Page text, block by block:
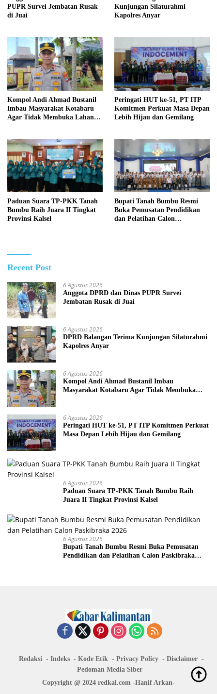
PUPR Survei Jembatan Rusak
di Juai
Kunjungan Silaturahmi
Kapolres Anyar
Kompol Andi Ahmad Bustanil
Imbau Masyarakat Kotabaru
Agar Tidak Membuka Lahan
Peringati HUT ke-51, PT ITP
Komitmen Perkuat Masa Depan
Lebih Hijau dan Gemilang
Paduan Suara TP-PKK Tanah
Bumbu Raih Juara II Tingkat
Provinsi Kalsel
Bupati Tanah Bumbu Resmi
Buka Pemusatan Pendidikan
dan Pelatihan Calon
Recent Post
6 Agustus 2026
Anggota DPRD dan Dinas PUPR Survei
Jembatan Rusak di Juai
6 Agustus 2026
DPRD Balangan Terima Kunjungan Silaturahmi
Kapolres Anyar
6 Agustus 2026
Kompol Andi Ahmad Bustanil Imbau
Masyarakat Kotabaru Agar Tidak Membuka
6 Agustus 2026
Peringati HUT ke-51, PT ITP Komitmen Perkuat
Masa Depan Lebih Hijau dan Gemilang
6 Agustus 2026
Paduan Suara TP-PKK Tanah Bumbu Raih
Juara II Tingkat Provinsi Kalsel
6 Agustus 2026
Bupati Tanah Bumbu Resmi Buka Pemusatan
Pendidikan dan Pelatihan Calon Paskibraka
Redaksi Indeks Kode Etik Privacy Policy
Disclaimer
Pedoman Media Siber
Copyright @ 2024 redkal.com -Hanif Arkan-